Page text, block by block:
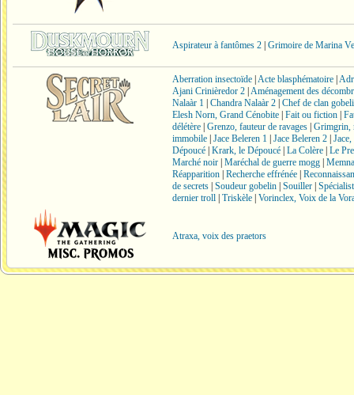
Aspirateur à fantômes 2 Grimoire de Marina
Aberration insectoïde Acte blasphématoire
Ajani Crinièredor 2 Aménagement des
Nalaàr 1 Chandra Nalaàr 2 Chef de clan
Elesh Norn, Grand Cénobite Fait ou fiction
délétère Grenzo, fauteur de ravages Grimgrin,
immobile Jace Beleren 1 Jace Beleren 2
Dépoucé Krark, le Dépoucé La Colère Le
Marché noir Maréchal de guerre mogg
Réapparition Recherche effrénée
de secrets Soudeur gobelin Souiller
dernier troll Triskèle Vorinclex, Voix de la
Atraxa, voix des praetors